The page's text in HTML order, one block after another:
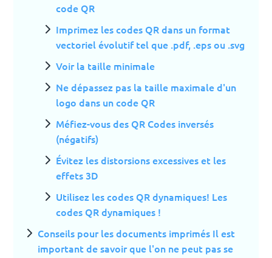
code QR
Imprimez les codes QR dans un format
vectoriel évolutif tel que .pdf, .eps ou .svg
Voir la taille minimale
Ne dépassez pas la taille maximale d'un
logo dans un code QR
Méfiez-vous des QR Codes inversés
(négatifs)
Évitez les distorsions excessives et les
effets 3D
Utilisez les codes QR dynamiques! Les
codes QR dynamiques !
Conseils pour les documents imprimés Il est
important de savoir que l'on ne peut pas se